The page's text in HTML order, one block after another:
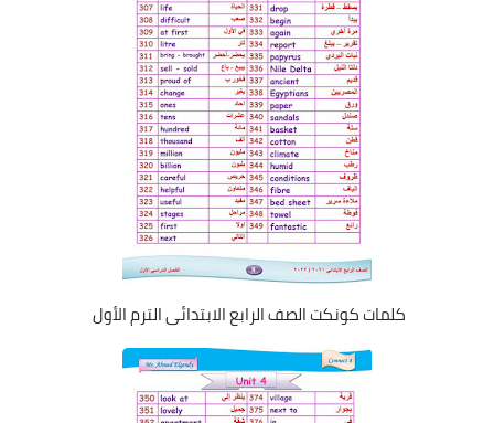
كلمات كونكت الصف الرابع الابتدائى الترم الأول